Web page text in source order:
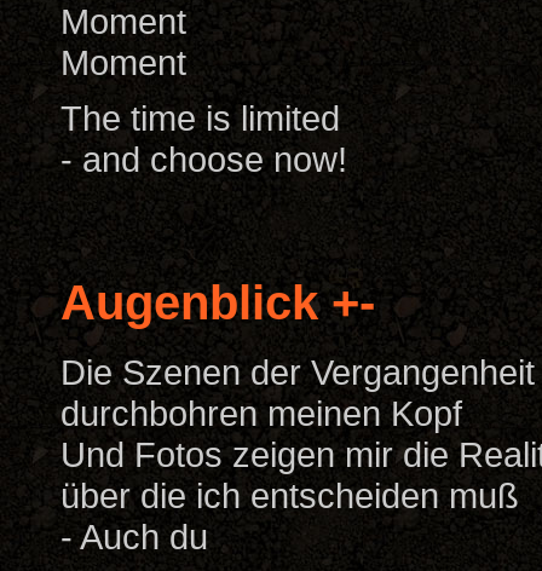
Moment
Moment
The time is limited
- and choose now!
Augenblick +-
Die Szenen der Vergangenheit
durchbohren meinen Kopf
Und Fotos zeigen mir die
über die ich entscheiden muß
- Auch du